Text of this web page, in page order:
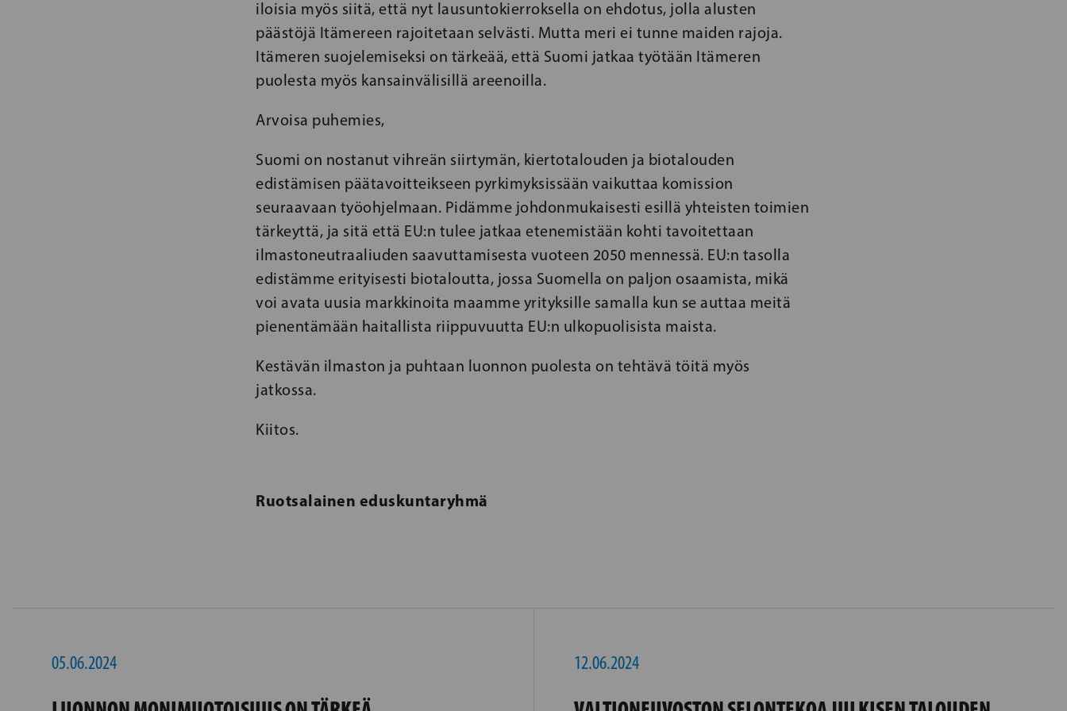
iloisia myös siitä, että nyt lausuntokierroksella on ehdotus, jolla alusten
päästöjä Itämereen rajoitetaan selvästi. Mutta meri ei tunne maiden rajoja.
Itämeren suojelemiseksi on tärkeää, että Suomi jatkaa työtään Itämeren
puolesta myös kansainvälisillä areenoilla.
Arvoisa puhemies,
Suomi on nostanut vihreän siirtymän, kiertotalouden ja biotalouden
edistämisen päätavoitteikseen pyrkimyksissään vaikuttaa komission
seuraavaan työohjelmaan. Pidämme johdonmukaisesti esillä yhteisten toimien
tärkeyttä, ja sitä että EU:n tulee jatkaa etenemistään kohti tavoitettaan
ilmastoneutraaliuden saavuttamisesta vuoteen 2050 mennessä. EU:n tasolla
edistämme erityisesti biotaloutta, jossa Suomella on paljon osaamista, mikä
voi avata uusia markkinoita maamme yrityksille samalla kun se auttaa meitä
pienentämään haitallista riippuvuutta EU:n ulkopuolisista maista.
Kestävän ilmaston ja puhtaan luonnon puolesta on tehtävä töitä myös
jatkossa.
Kiitos.
Ruotsalainen eduskuntaryhmä
05.06.2024 12.06.2024